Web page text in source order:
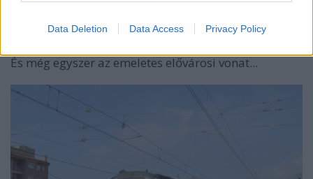
Data Deletion Data Access Privacy Policy
És még egyszer az emeletes elővárosi vonat...